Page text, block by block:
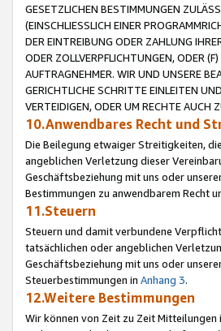
GESETZLICHEN BESTIMMUNGEN
(EINSCHLIESSLICH EINER
DER EINTREIBUNG ODER ZAHLUNG
ODER ZOLLVERPFLICHTUNGEN, ODER
AUFTRAGNEHMER. WIR UND UNSERE
GERICHTLICHE SCHRITTE EINLEITEN
VERTEIDIGEN, ODER UM RECHTE AUCH
10.Anwendbares Recht und
Die Beilegung etwaiger Streitigkeiten,
angeblichen Verletzung dieser
Geschäftsbeziehung mit uns oder
Bestimmungen zu anwendbarem Recht
11.Steuern
Steuern und damit verbundene
tatsächlichen oder angeblichen
Geschäftsbeziehung mit uns oder
Steuerbestimmungen in Anhang 3.
12.Weitere Bestimmungen
Wir können von Zeit zu Zeit